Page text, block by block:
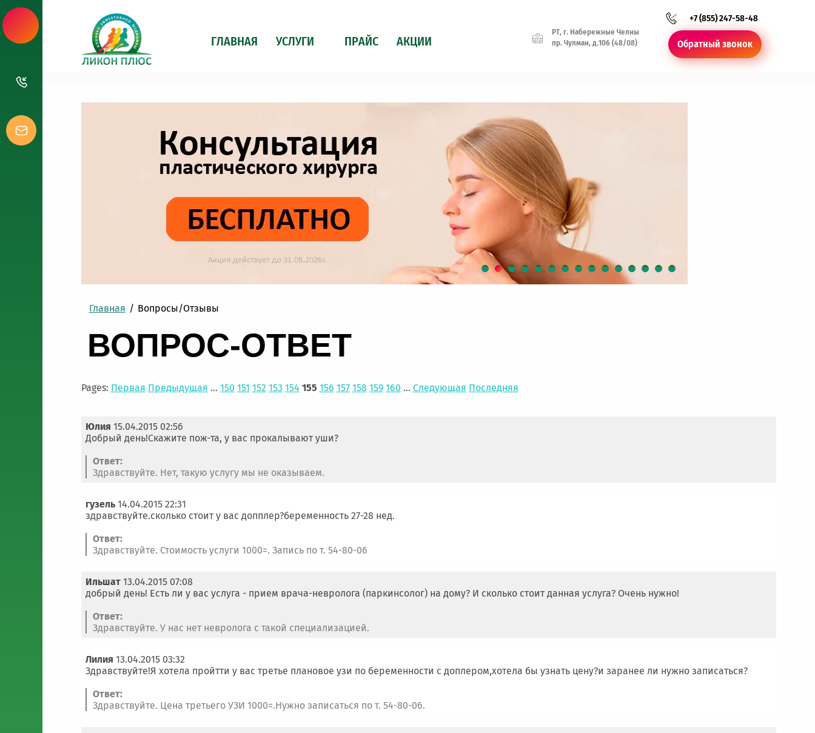
ГЛАВНАЯ УСЛУГИ ПРАЙС АКЦИИ
РТ, г. Набережные Челны
пр. Чулман, д.106 (48/08)
Обратный звонок
+7 (855) 247-58-48
Главная / Вопросы/Отзывы
ВОПРОС-ОТВЕТ
Pages: Первая Предыдущая ... 150 151 152 153 154 155 156 157 158 159 160 ... Следующая Последняя
Юлия 15.04.2015 02:56
Добрый день!Скажите пож-та, у вас прокалывают уши?
Ответ:
Здравствуйте. Нет, такую услугу мы не оказываем.
гузель14.04.2015 22:31
здравствуйте.сколько стоит у вас допплер?беременность 27-28 нед.
Ответ:
Здравствуйте. Стоимость услуги 1000=. Запись по т. 54-80-06
Ильшат13.04.2015 07:08
добрый день! Есть ли у вас услуга - прием врача-невролога (паркинсолог) на дому? И сколько стоит данная услуга? Очень нужно!
Ответ:
Здравствуйте. У нас нет невролога с такой специализацией.
Лилия 13.04.2015 03:32
Здравствуйте!Я хотела пройтти у вас третье плановое узи по беременности с доплером,хотела бы узнать цену?и заранее ли нужно записаться?
Ответ:
Здравствуйте. Цена третьего УЗИ 1000=.Нужно записаться по т. 54-80-06.